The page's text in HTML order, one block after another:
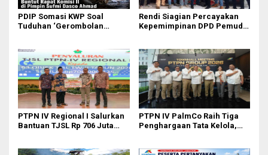
PDIP Somasi KWP Soal
Tuduhan ‘Gerombolan
Ahmad
Rendi Siagian Percayakan
Kepemimpinan DPD Pemuda
PTPN IV Regional I Salurkan
Bantuan TJSL Rp 706 Juta
PTPN IV PalmCo Raih Tiga
Penghargaan Tata Kelola,